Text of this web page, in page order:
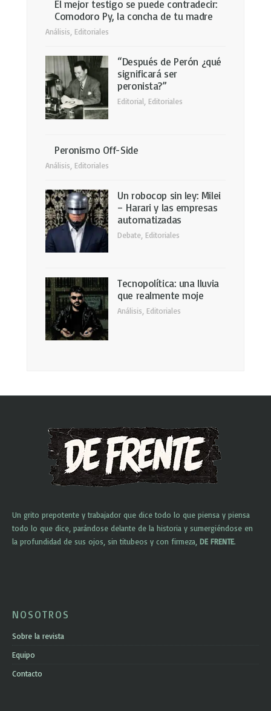
El mejor testigo se puede contradecir:
Comodoro Py, la concha de tu madre
Análisis, Editoriales
“Después de Perón ¿qué
significará ser
peronista?”
Editorial, Editoriales
Peronismo Off-Side
Análisis Editoriales
Un robocop sin ley: Milei
– Harari y las empresas
automatizadas
Debate Editoriales
Tecnopolítica: una lluvia
que realmente moje
Análisis Editoriales
Un grito prepotente y trabajador que dice todo lo que piensa y piensa
todo lo que dice, parándose delante de la historia y sumergiéndose en
la profundidad de sus ojos, sin titubeos y con firmeza, DE FRENTE.
NOSOTROS
Sobre la revista
Equipo
Contacto